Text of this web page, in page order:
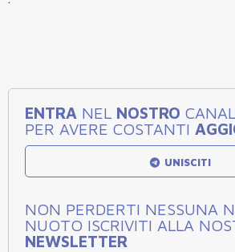
ENTRA NEL NOSTRO
PER AVERE COSTANTI
UNISCITI
NON PERDERTI NESSUNA
NUOTO ISCRIVITI ALLA
NEWSLETTER